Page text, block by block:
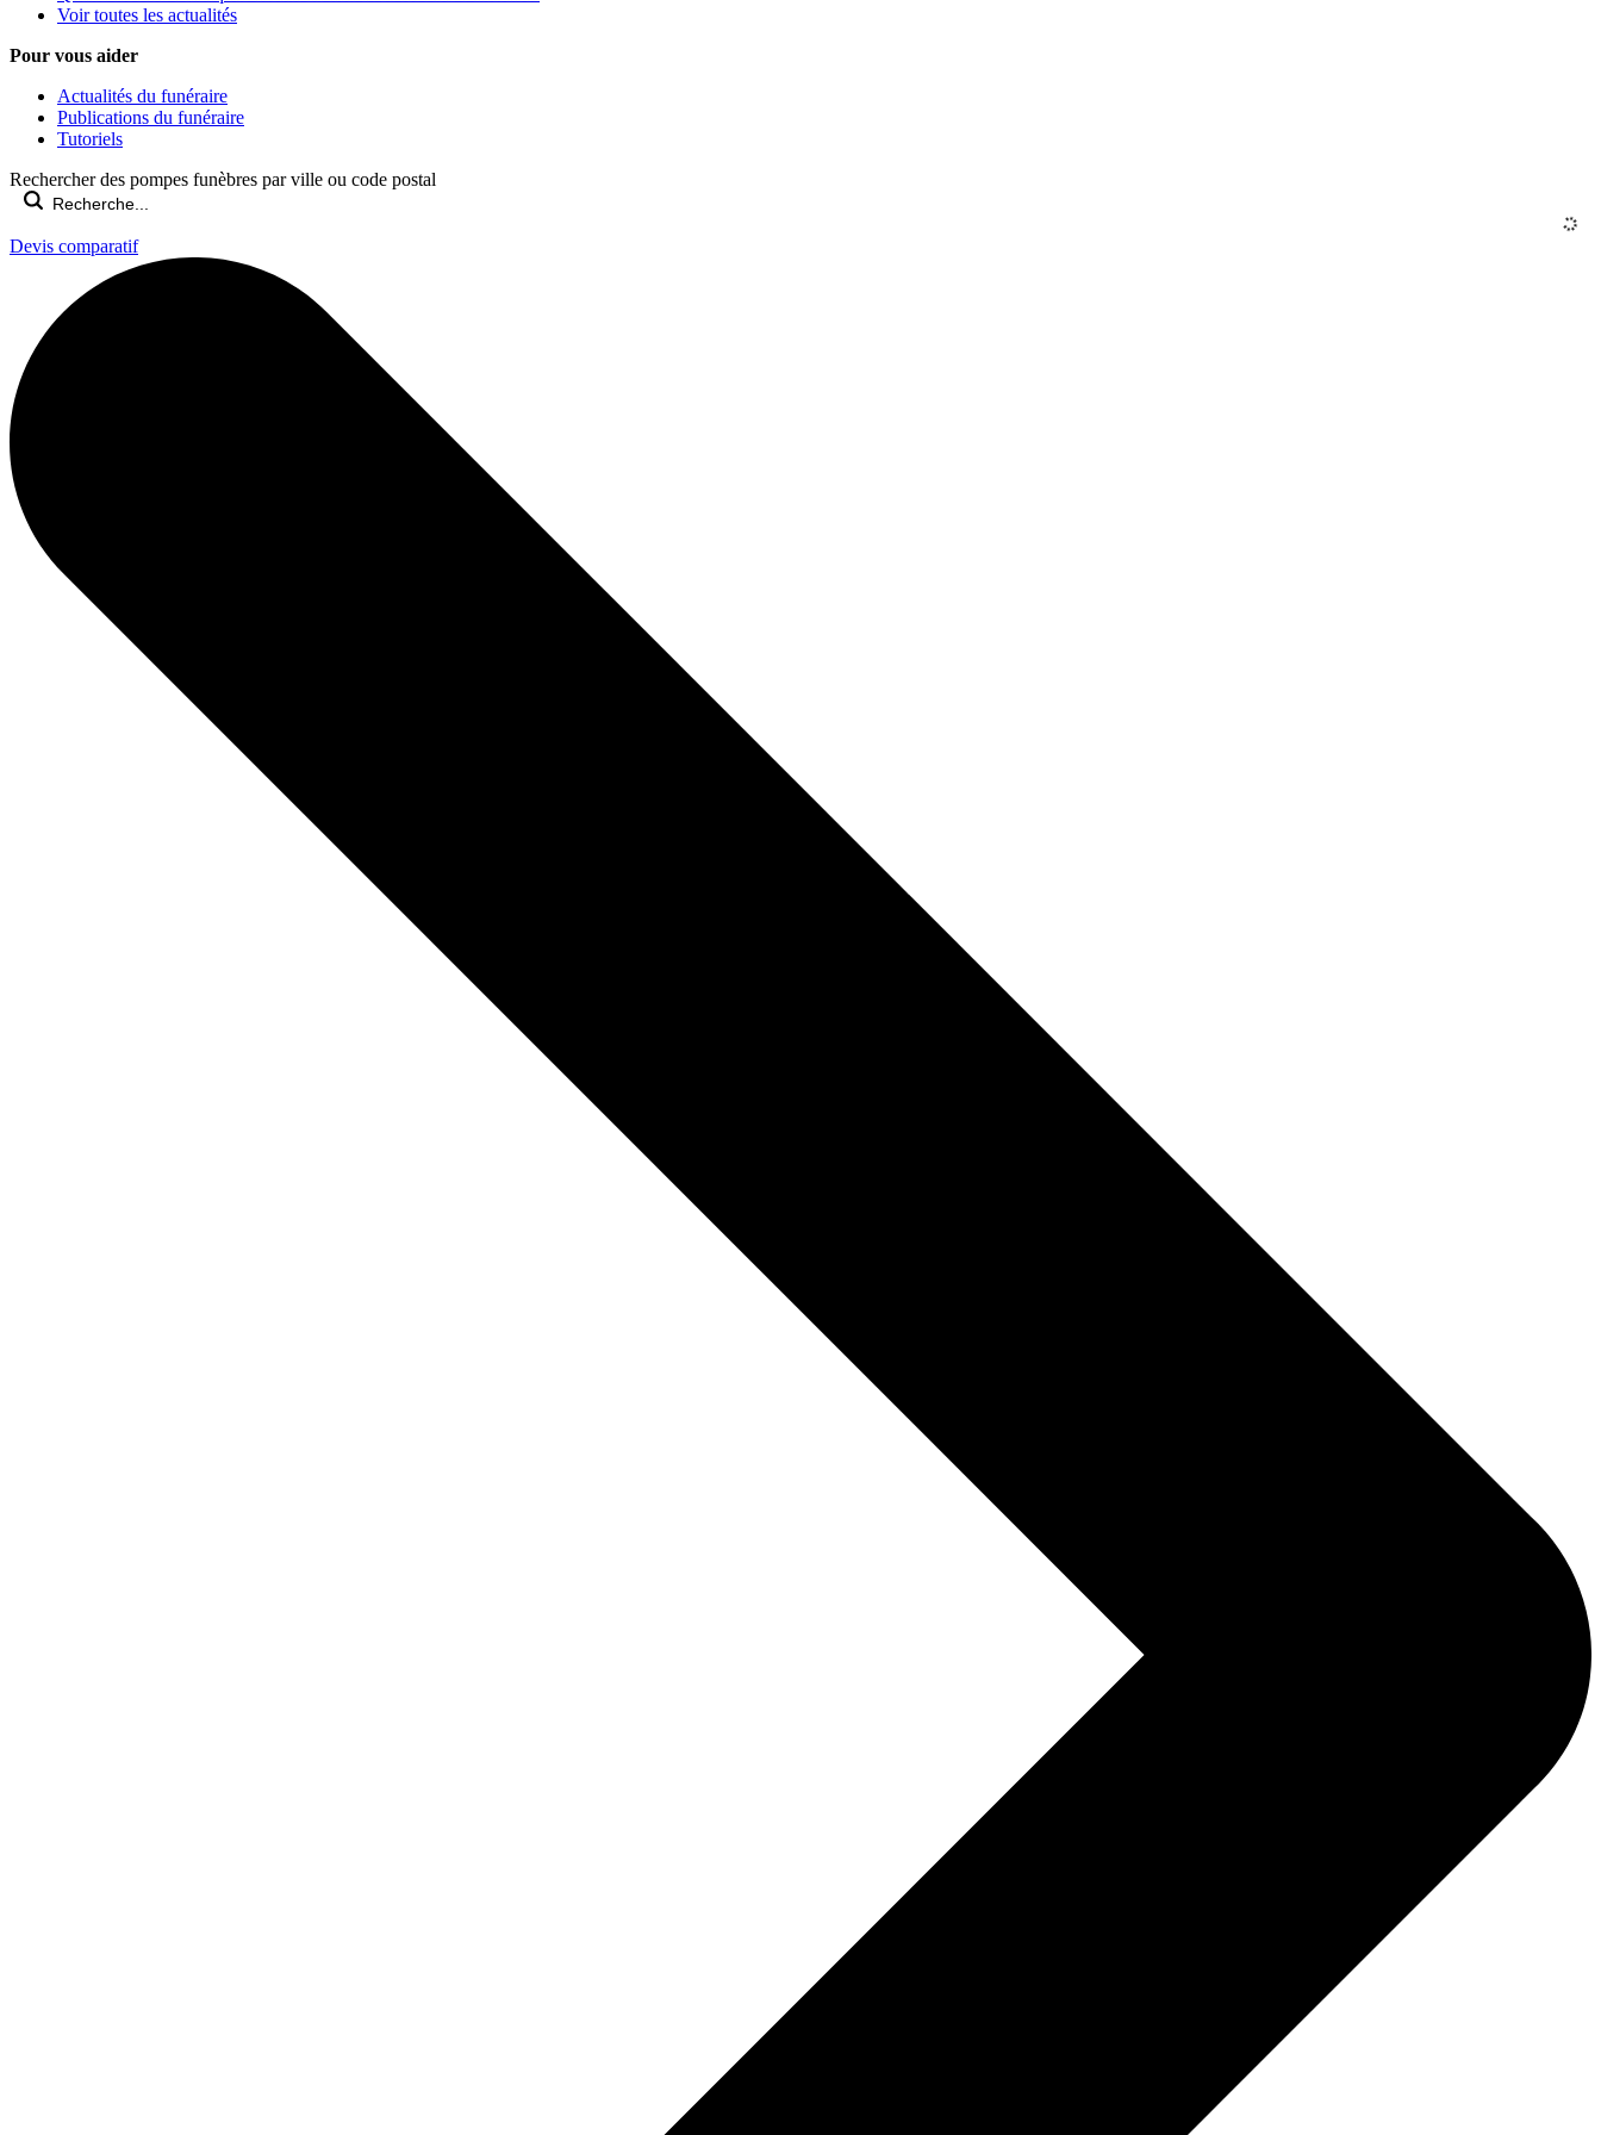
Voir toutes les actualités
Pour vous aider
Actualités du funéraire
Publications du funéraire
Tutoriels
Rechercher des pompes funèbres par ville ou code postal
Devis comparatif